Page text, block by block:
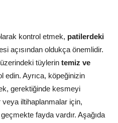
kontrol etmek, patilerdeki
açısından oldukça önemlidir.
tüylerin temiz ve
edin. Ayrıca, köpeğinizin
gerektiğinde kesmeyi
iltihaplanmalar için,
fayda vardır. Aşağıda